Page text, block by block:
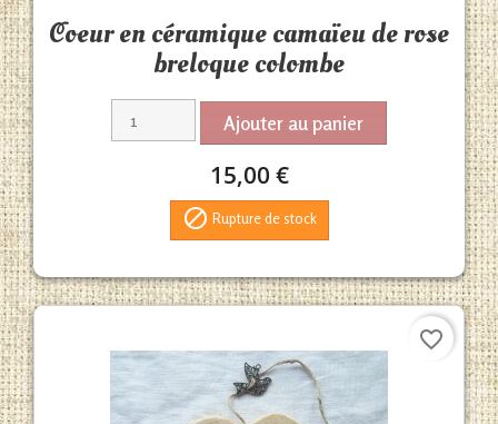
Coeur en céramique camaïeu de rose
breloque colombe
Ajouter au panier
15,00 €
 Rupture de stock
favorite_border